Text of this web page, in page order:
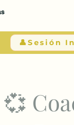
👤Sesión
💞